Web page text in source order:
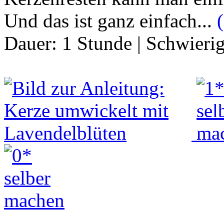
Und das ist ganz einfach...
Dauer: 1 Stunde |